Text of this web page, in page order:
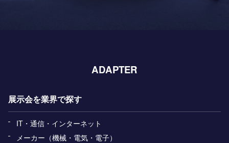
ADAPTER
展示会を業界で探す
IT・通信・インターネット
メーカー（機械・電気・電子）